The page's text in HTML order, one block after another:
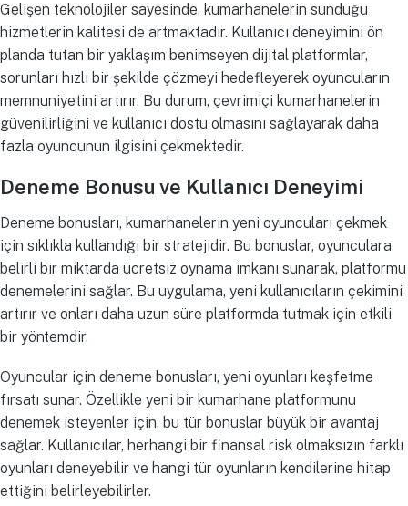
Gelişen teknolojiler sayesinde, kumarhanelerin sunduğu
hizmetlerin kalitesi de artmaktadır. Kullanıcı deneyimini ön
planda tutan bir yaklaşım benimseyen dijital platformlar,
sorunları hızlı bir şekilde çözmeyi hedefleyerek oyuncuların
memnuniyetini artırır. Bu durum, çevrimiçi kumarhanelerin
güvenilirliğini ve kullanıcı dostu olmasını sağlayarak daha
fazla oyuncunun ilgisini çekmektedir.
Deneme Bonusu ve Kullanıcı Deneyimi
Deneme bonusları, kumarhanelerin yeni oyuncuları çekmek
için sıklıkla kullandığı bir stratejidir. Bu bonuslar, oyunculara
belirli bir miktarda ücretsiz oynama imkanı sunarak, platformu
denemelerini sağlar. Bu uygulama, yeni kullanıcıların çekimini
artırır ve onları daha uzun süre platformda tutmak için etkili
bir yöntemdir.
Oyuncular için deneme bonusları, yeni oyunları keşfetme
fırsatı sunar. Özellikle yeni bir kumarhane platformunu
denemek isteyenler için, bu tür bonuslar büyük bir avantaj
sağlar. Kullanıcılar, herhangi bir finansal risk olmaksızın farklı
oyunları deneyebilir ve hangi tür oyunların kendilerine hitap
ettiğini belirleyebilirler.